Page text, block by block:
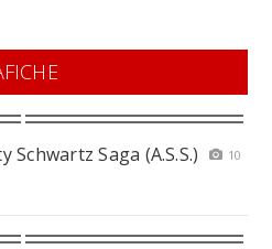
Saga (A.S.S.)
10